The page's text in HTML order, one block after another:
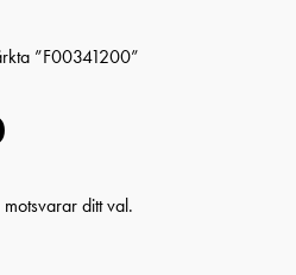
”F00341200”
ditt val.